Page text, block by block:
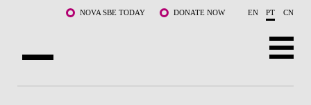
Saltar para o conteúdo principalNOVA SBE TODAY DONATE NOW EN PT CN